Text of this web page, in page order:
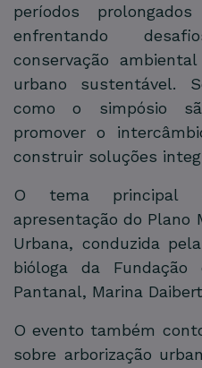
períodos
enfrentando
conservação
urbano sustentável.
como o simpósio
promover o
construir soluções
O tema
apresentação do Plano
Urbana, conduzida
bióloga da
Pantanal, Marina
O evento também
sobre arborização